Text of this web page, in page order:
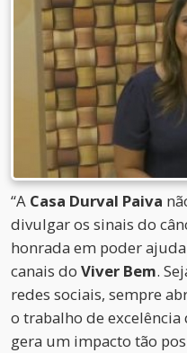
“A Casa Durval Paiva
divulgar os sinais do
honrada em poder
canais do Viver Bem.
redes sociais, sempre
o trabalho de excelência
gera um impacto tão